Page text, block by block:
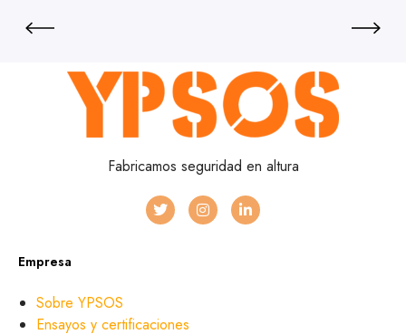
Fabricamos seguridad en altura
Empresa
Sobre YPSOS
Ensayos y certificaciones